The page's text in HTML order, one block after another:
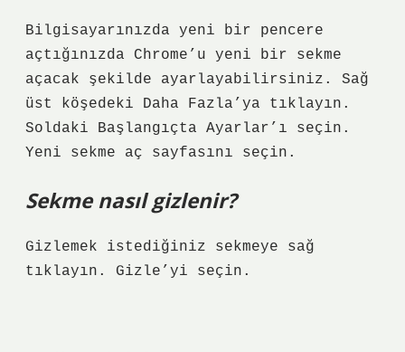
Bilgisayarınızda yeni bir pencere
açtığınızda Chrome’u yeni bir sekme
açacak şekilde ayarlayabilirsiniz. Sağ
üst köşedeki Daha Fazla’ya tıklayın.
Soldaki Başlangıçta Ayarlar’ı seçin.
Yeni sekme aç sayfasını seçin.
Sekme nasıl gizlenir?
Gizlemek istediğiniz sekmeye sağ
tıklayın. Gizle’yi seçin.